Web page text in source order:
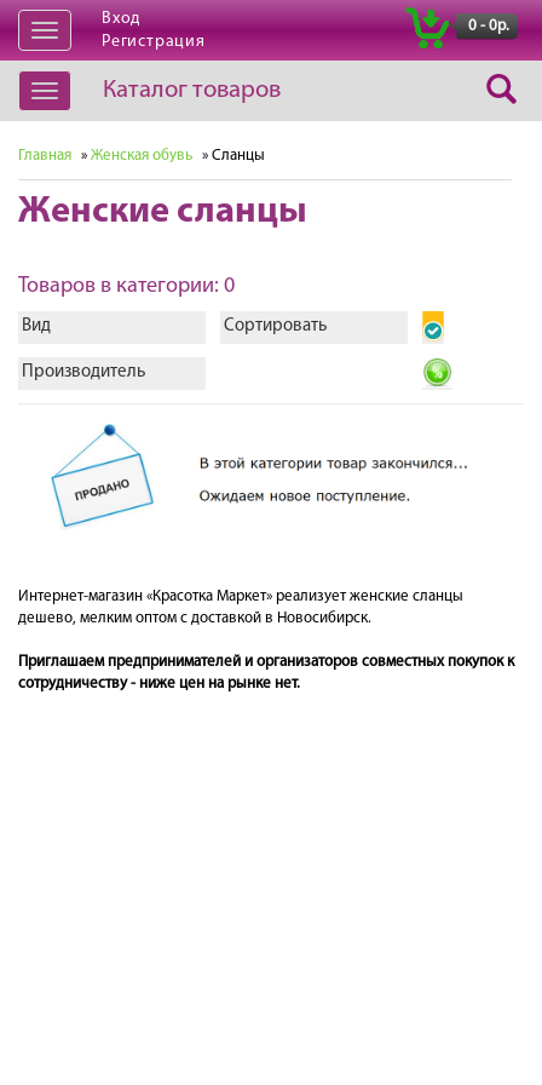
Открыть
навигацию
Вход
Регистрация
0 - 0р.
Открыть
навигацию
Каталог товаров
Главная » Женская обувь » Сланцы
Женские сланцы
Товаров в категории: 0
Вид Сортировать
Производитель
Интернет-магазин «Красотка Маркет» реализует женские сланцы
дешево, мелким оптом с доставкой в Новосибирск.
Приглашаем предпринимателей и организаторов совместных покупок к
сотрудничеству - ниже цен на рынке нет.